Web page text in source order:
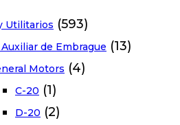
Utilitarios (593)
de Embrague (13)
Motors (4)
C-20 (1)
D-20 (2)